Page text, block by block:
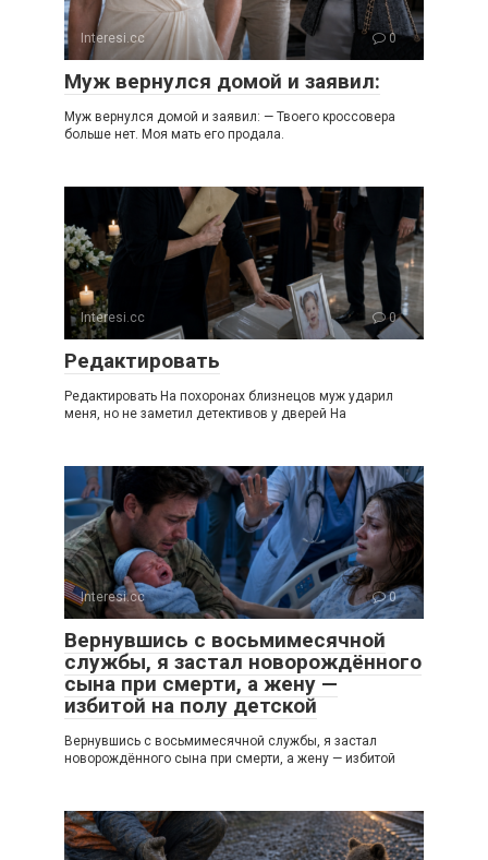
Interesi.cc 0
Муж вернулся домой и заявил:
Муж вернулся домой и заявил: — Твоего кроссовера
больше нет. Моя мать его продала.
Interesi.cc 0
Редактировать
Редактировать На похоронах близнецов муж ударил
меня, но не заметил детективов у дверей На
Interesi.cc 0
Вернувшись с восьмимесячной
службы, я застал новорождённого
сына при смерти, а жену —
избитой на полу детской
Вернувшись с восьмимесячной службы, я застал
новорождённого сына при смерти, а жену — избитой